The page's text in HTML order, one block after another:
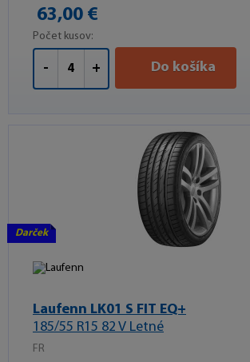
63,00 €
Počet kusov:
- + Do košíka
Darček
Laufenn LK01 S FIT EQ+
185/55 R15 82 V Letné
FR